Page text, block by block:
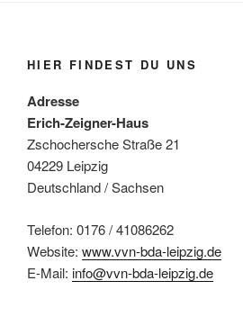
HIER FINDEST DU UNS
Adresse
Erich-Zeigner-Haus
Zschochersche Straße 21
04229 Leipzig
Deutschland / Sachsen
Telefon: 0176 / 41086262
Website: www.vvn-bda-leipzig.de
E-Mail: info@vvn-bda-leipzig.de